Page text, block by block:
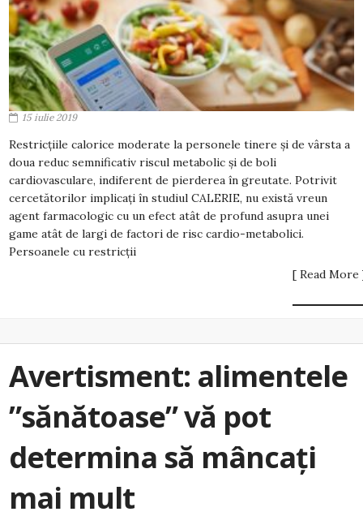
15 iulie 2019
Restricțiile calorice moderate la personele tinere și de vârsta a
doua reduc semnificativ riscul metabolic și de boli
cardiovasculare, indiferent de pierderea în greutate. Potrivit
cercetătorilor implicați în studiul CALERIE, nu există vreun
agent farmacologic cu un efect atât de profund asupra unei
game atât de largi de factori de risc cardio-metabolici.
Persoanele cu restricții
[ Read More
Avertisment: alimentele
”sănătoase” vă pot
determina să mâncați
mai mult